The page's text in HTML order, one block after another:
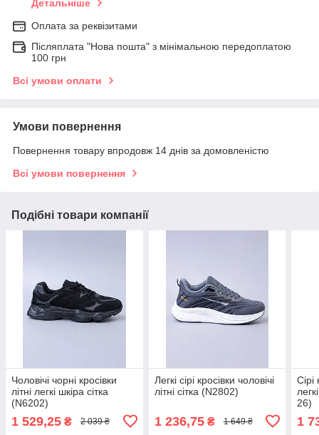
Детальніше
Оплата за реквізитами
Післяплата "Нова пошта" з мінімальною передоплатою
100 грн
Всі умови оплати
Умови повернення
Повернення товару впродовж 14 днів за домовленістю
Всі умови повернення
Подібні товари компанії
Чоловічі чорні кросівки
літні легкі шкіра сітка
(N6202)
1 529,25 ₴ 2 039 ₴
Легкі сірі кросівки чоловічі
літні сітка (N2802)
1 236,75₴ 1 649 ₴
Сірі
26)
1